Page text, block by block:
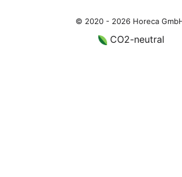
© 2020 - 2026 Horeca
CO2-neutral